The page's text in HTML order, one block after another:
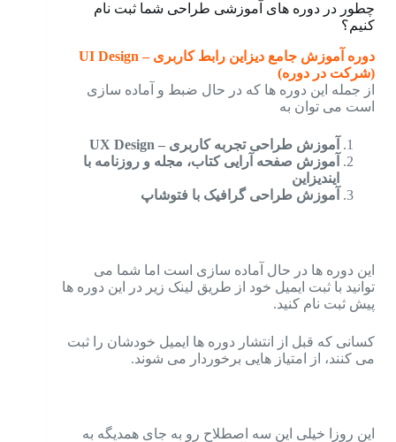
چطور در دوره های آموزشی طراحی شما ثبت نام
کنیم؟
دوره آموزش جامع دیزاین رابط کاربری – UI Design
(شرکت در دوره)
از جمله این دوره ها که در حال ضبط و آماده سازی
است می توان به
آموزش طراحی تجربه کاربری – UX Design
آموزش صفحه آرایی کتاب، مجله و روزنامه با
ایندیزاین
آموزش طراحی گرافیک با فتوشاپ
این دوره ها در حال آماده سازی است اما شما می
توانید با ثبت ایمیل خود از طریق لینک زیر در این دوره ها
پیش ثبت نام کنید.
کسانی که قبل از انتشار دوره ها ایمیل خودشان را ثبت
می کنند، از امتیاز هایی برخوردار می شوند.
این روزا خیلی این سه اصطلاح رو به جای همدیگه به